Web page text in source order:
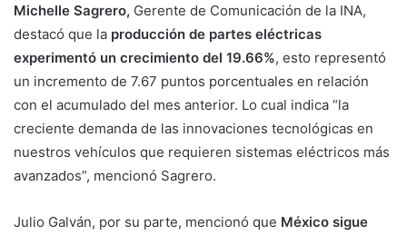
Michelle Sagrero, Gerente de Comunicación de la INA,
destacó que la producción de partes eléctricas
experimentó un crecimiento del 19.66%, esto representó
un incremento de 7.67 puntos porcentuales en relación
con el acumulado del mes anterior. Lo cual indica “la
creciente demanda de las innovaciones tecnológicas en
nuestros vehículos que requieren sistemas eléctricos más
avanzados”, mencionó Sagrero.
Julio Galván, por su parte, mencionó que México sigue